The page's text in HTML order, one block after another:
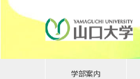
学部案内